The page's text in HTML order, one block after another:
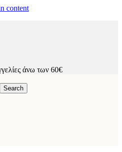
content
άνω των 60€
Search